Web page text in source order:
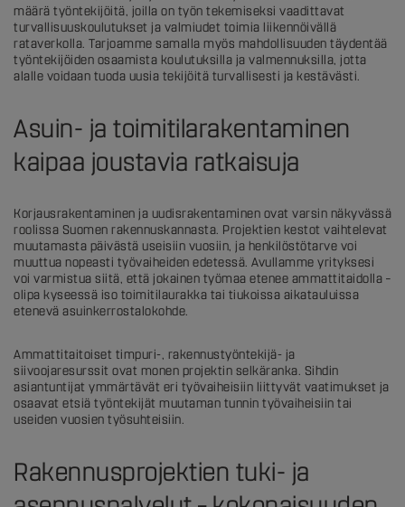
määrä työntekijöitä, joilla on työn tekemiseksi vaadittavat
turvallisuuskoulutukset ja valmiudet toimia liikennöivällä
rataverkolla. Tarjoamme samalla myös mahdollisuuden täydentää
työntekijöiden osaamista koulutuksilla ja valmennuksilla, jotta
alalle voidaan tuoda uusia tekijöitä turvallisesti ja kestävästi.
Asuin- ja toimitilarakentaminen
kaipaa joustavia ratkaisuja
Korjausrakentaminen ja uudisrakentaminen ovat varsin näkyvässä
roolissa Suomen rakennuskannasta. Projektien kestot vaihtelevat
muutamasta päivästä useisiin vuosiin, ja henkilöstötarve voi
muuttua nopeasti työvaiheiden edetessä. Avullamme yrityksesi
voi varmistua siitä, että jokainen työmaa etenee ammattitaidolla –
olipa kyseessä iso toimitilaurakka tai tiukoissa aikatauluissa
etenevä asuinkerrostalokohde.
Ammattitaitoiset timpuri-, rakennustyöntekijä- ja
siivoojaresurssit ovat monen projektin selkäranka. Sihdin
asiantuntijat ymmärtävät eri työvaiheisiin liittyvät vaatimukset ja
osaavat etsiä työntekijät muutaman tunnin työvaiheisiin tai
useiden vuosien työsuhteisiin.
Rakennusprojektien tuki- ja